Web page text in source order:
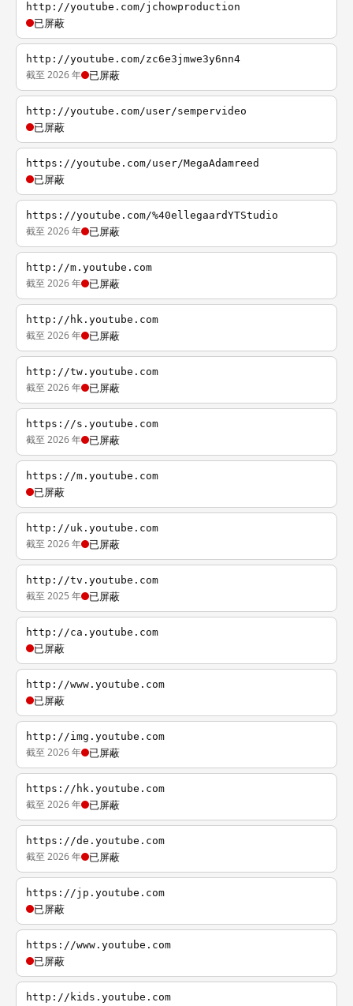
http://youtube.com/jchowproduction
已屏蔽
http://youtube.com/zc6e3jmwe3y6nn4
截至 2026 年 已屏蔽
http://youtube.com/user/sempervideo
已屏蔽
https://youtube.com/user/MegaAdamreed
已屏蔽
https://youtube.com/%40ellegaardYTStudio
截至 2026 年 已屏蔽
http://m.youtube.com
截至 2026 年 已屏蔽
http://hk.youtube.com
截至 2026 年 已屏蔽
http://tw.youtube.com
截至 2026 年 已屏蔽
https://s.youtube.com
截至 2026 年 已屏蔽
https://m.youtube.com
已屏蔽
http://uk.youtube.com
截至 2026 年 已屏蔽
http://tv.youtube.com
截至 2025 年 已屏蔽
http://ca.youtube.com
已屏蔽
http://www.youtube.com
已屏蔽
http://img.youtube.com
截至 2026 年 已屏蔽
https://hk.youtube.com
截至 2026 年 已屏蔽
https://de.youtube.com
截至 2026 年 已屏蔽
https://jp.youtube.com
已屏蔽
https://www.youtube.com
已屏蔽
http://kids.youtube.com